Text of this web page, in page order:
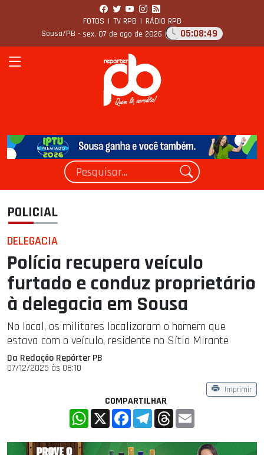
FOTOS | TV RPB | RÁDIO RPB
Sousa/PB - sex, 07 de ago de 2026 05:08:50
POLICIAL
DELEGACIA
Polícia recupera veículo
furtado e conduz proprietário
à delegacia em Sousa
No local, os militares localizaram o homem que
estava com o veículo, residente no Sítio Mirante
Da Redação Repórter PB
07/12/2025 às 08:10
Imprimir
COMPARTILHAR
WhatsApp
X FacebookTelegramThreads